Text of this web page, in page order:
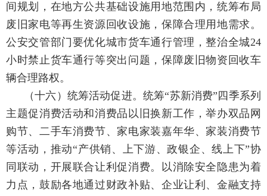
间规划，在地方公共基础设施用地范围内，统筹布局
废旧家电等再生资源回收设施，保障合理用地需求。
公安交管部门要优化城市货车通行管理，整治全城24
小时禁止货车通行等突出问题，保障废旧物资回收车
辆合理路权。
（十六）统筹活动促进。 统筹“苏新消费”四季系列
主题促消费活动和消费品以旧换新工作，举办双品网
购节、二手车消费节、家电家装嘉年华、家装消费节
等活动，推动“产供销、上下游、政银企、线上下”协
同联动，开展联合让利促消费。以消除安全隐患为着
力点，鼓励各地通过财政补贴、企业让利、金融支持